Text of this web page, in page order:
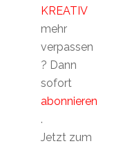
KREATIV
mehr
verpassen
? Dann
sofort
abonnieren
.
Jetzt zum